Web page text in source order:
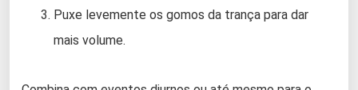
Puxe levemente os gomos da trança para dar
mais volume.